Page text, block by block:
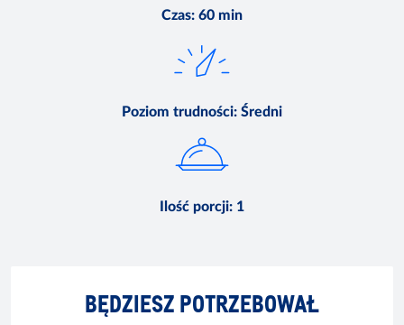
Czas: 60 min
Poziom trudności: Średni
Ilość porcji: 1
BĘDZIESZ POTRZEBOWAŁ